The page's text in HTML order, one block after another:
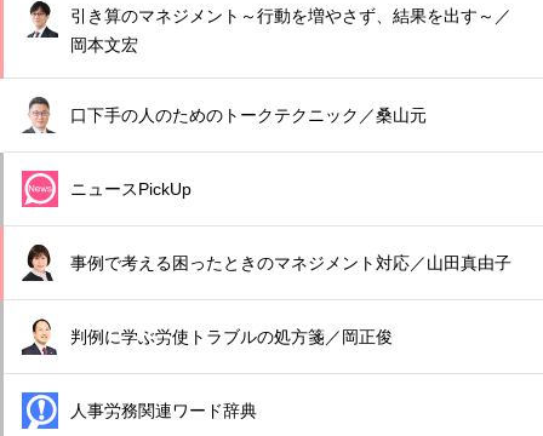
引き算のマネジメント～行動を増やさず、結果を出す～／
岡本文宏
口下手の人のためのトークテクニック／桑山元
ニュースPickUp
事例で考える困ったときのマネジメント対応／山田真由子
判例に学ぶ労使トラブルの処方箋／岡正俊
人事労務関連ワード辞典